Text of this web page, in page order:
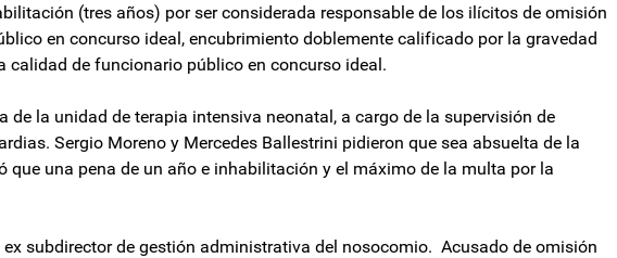
(tres años) por ser considerada responsable de los ilícitos de omisión
en concurso ideal, encubrimiento doblemente calificado por la gravedad
calidad de funcionario público en concurso ideal.
de la unidad de terapia intensiva neonatal, a cargo de la supervisión de
Sergio Moreno y Mercedes Ballestrini pidieron que sea absuelta de la
que una pena de un año e inhabilitación y el máximo de la multa por la
subdirector de gestión administrativa del nosocomio. Acusado de omisión